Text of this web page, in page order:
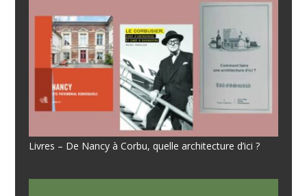
Livres – De Nancy à Corbu, quelle architecture d’ici ?